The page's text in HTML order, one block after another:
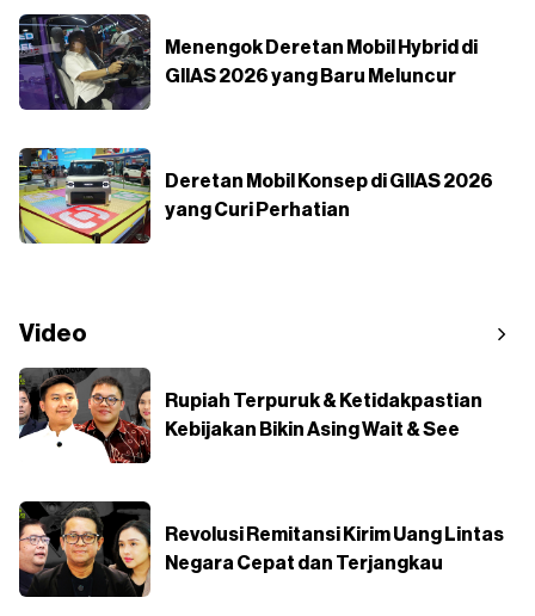
Menengok Deretan Mobil Hybrid di
GIIAS 2026 yang Baru Meluncur
Deretan Mobil Konsep di GIIAS 2026
yang Curi Perhatian
Video
Rupiah Terpuruk & Ketidakpastian
Kebijakan Bikin Asing Wait & See
Revolusi Remitansi Kirim Uang Lintas
Negara Cepat dan Terjangkau